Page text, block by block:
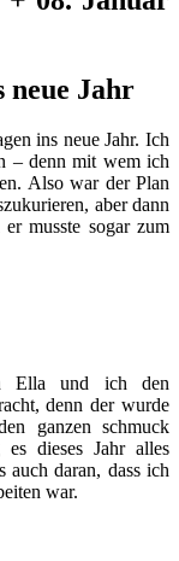
neue Jahr
ins neue Jahr. Ich
– denn mit wem ich
Also war der Plan
aber dann
musste sogar zum
Ella und ich den
denn der wurde
ganzen schmuck
dieses Jahr alles
daran, dass ich
war.